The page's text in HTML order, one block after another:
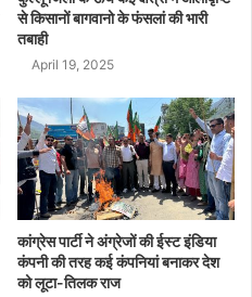
से किसानों बागवानो के फंसलां की भारी
तबाही
April 19, 2025
कांग्रेस पार्टी ने अंग्रेजों की ईस्ट इंडिया
कंपनी की तरह कई कंपनियां बनाकर देश
को लूटा-तिलक राज